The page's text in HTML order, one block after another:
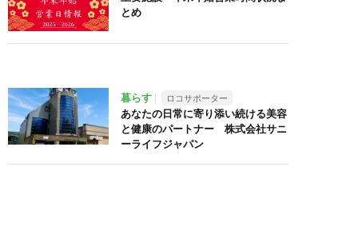
とめ
暮らす ロコサポーター
あなたの日常に寄り添い続ける美容
と健康のパートナー 株式会社サニ
ーライフジャパン